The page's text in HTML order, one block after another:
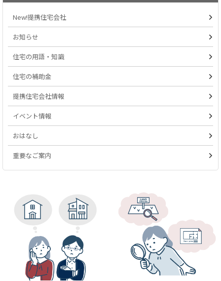
New!提携住宅会社
お知らせ
住宅の用語・知識
住宅の補助金
提携住宅会社情報
イベント情報
おはなし
重要なご案内